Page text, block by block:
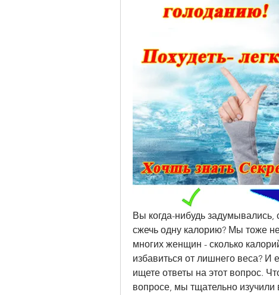
Вы когда-нибудь задумывались,
сжечь одну калорию? Мы тоже
многих женщин - сколько
избавиться от лишнего веса?
ищете ответы на этот вопрос.
вопросе, мы тщательно